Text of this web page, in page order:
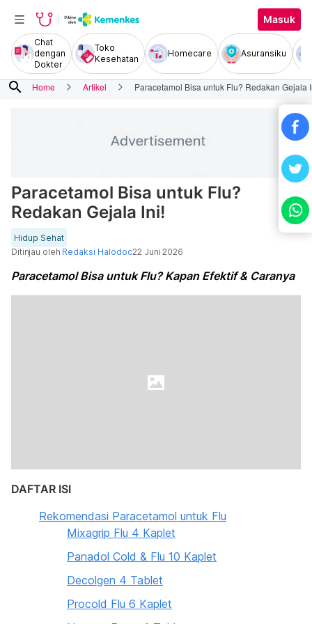
Masuk
Chat
dengan
Dokter
Toko
Kesehatan
Homecare Asuransiku
search Home Artikel Paracetamol Bisa untuk Flu? Redakan Gejala
Paracetamol Bisa untuk Flu?
Redakan Gejala Ini!
Hidup Sehat
Ditinjau oleh Redaksi Halodoc22 Juni 2026
Paracetamol Bisa untuk Flu? Kapan Efektif & Caranya
DAFTAR ISI
Rekomendasi Paracetamol untuk Flu
Mixagrip Flu 4 Kaplet
Panadol Cold & Flu 10 Kaplet
Decolgen 4 Tablet
Procold Flu 6 Kaplet